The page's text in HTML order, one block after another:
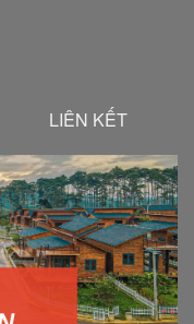
LIÊN KẾT